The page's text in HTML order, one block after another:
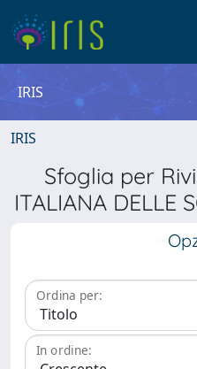
IRIS
IRIS
Sfoglia per
ITALIANA DELLE
Ordina per:
In ordine: